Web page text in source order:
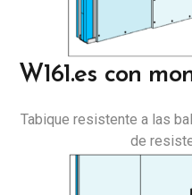
W161.es con
Tabique resistente a las
de